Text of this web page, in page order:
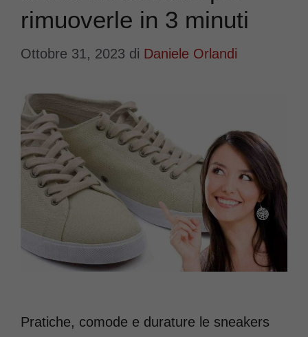
rimuoverle in 3 minuti
Ottobre 31, 2023 di Daniele Orlandi
Pratiche, comode e durature le sneakers